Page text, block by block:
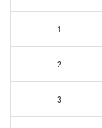
1
2
3